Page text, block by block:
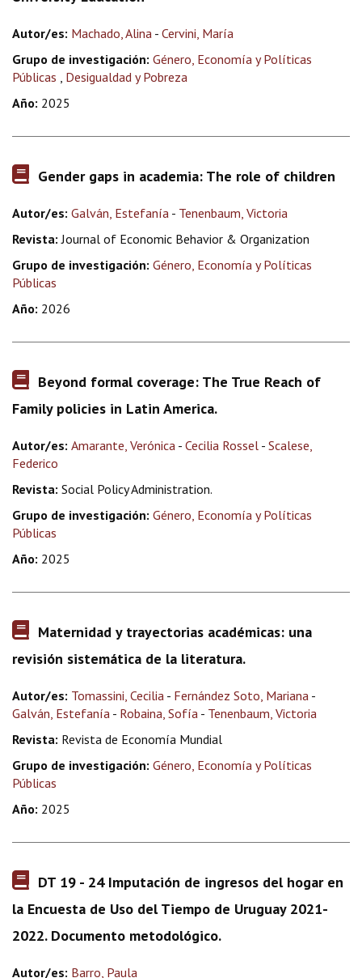
Autor/es: Machado, Alina - Cervini, María
Grupo de investigación: Género, Economía y Políticas
Públicas , Desigualdad y Pobreza
Año: 2025
Gender gaps in academia: The role of children
Autor/es: Galván, Estefanía - Tenenbaum, Victoria
Revista: Journal of Economic Behavior & Organization
Grupo de investigación: Género, Economía y Políticas
Públicas
Año: 2026
Beyond formal coverage: The True Reach of
Family policies in Latin America.
Autor/es: Amarante, Verónica - Cecilia Rossel - Scalese,
Federico
Revista: Social Policy Administration.
Grupo de investigación: Género, Economía y Políticas
Públicas
Año: 2025
Maternidad y trayectorias académicas: una
revisión sistemática de la literatura.
Autor/es: Tomassini, Cecilia - Fernández Soto, Mariana -
Galván, Estefanía - Robaina, Sofía - Tenenbaum, Victoria
Revista: Revista de Economía Mundial
Grupo de investigación: Género, Economía y Políticas
Públicas
Año: 2025
DT 19 - 24 Imputación de ingresos del hogar en
la Encuesta de Uso del Tiempo de Uruguay 2021-
2022. Documento metodológico.
Autor/es: Barro, Paula